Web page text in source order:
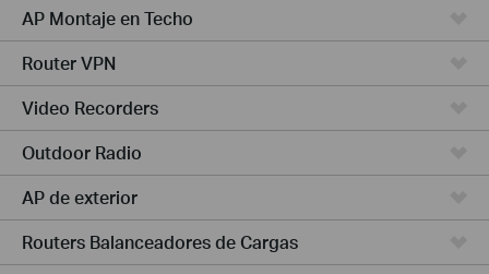
AP Montaje en Techo
Router VPN
Video Recorders
Outdoor Radio
AP de exterior
Routers Balanceadores de Cargas